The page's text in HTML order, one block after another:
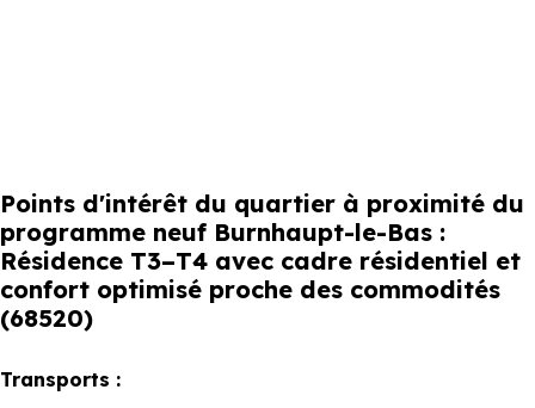
Points d'intérêt du quartier à proximité du
programme neuf Burnhaupt-le-Bas :
Résidence T3–T4 avec cadre résidentiel et
confort optimisé proche des commodités
(68520)
Transports :